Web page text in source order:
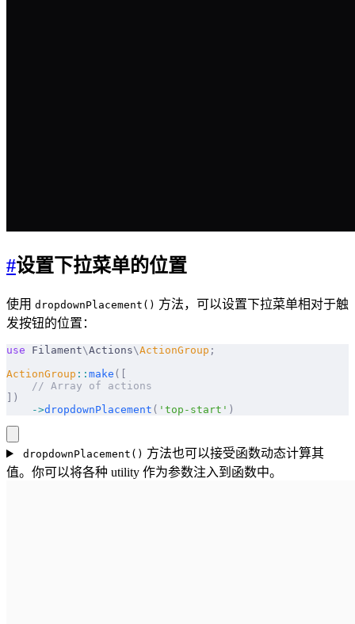
#设置下拉菜单的位置
使用 dropdownPlacement() 方法，可以设置下拉菜单相对于触
发按钮的位置：
use Filament\Actions\ActionGroup ;
ActionGroup :: make ([
    // Array of actions
])
    ->
dropdownPlacement ( 'top-start' )
dropdownPlacement() 方法也可以接受函数动态计算其
值。你可以将各种 utility 作为参数注入到函数中。